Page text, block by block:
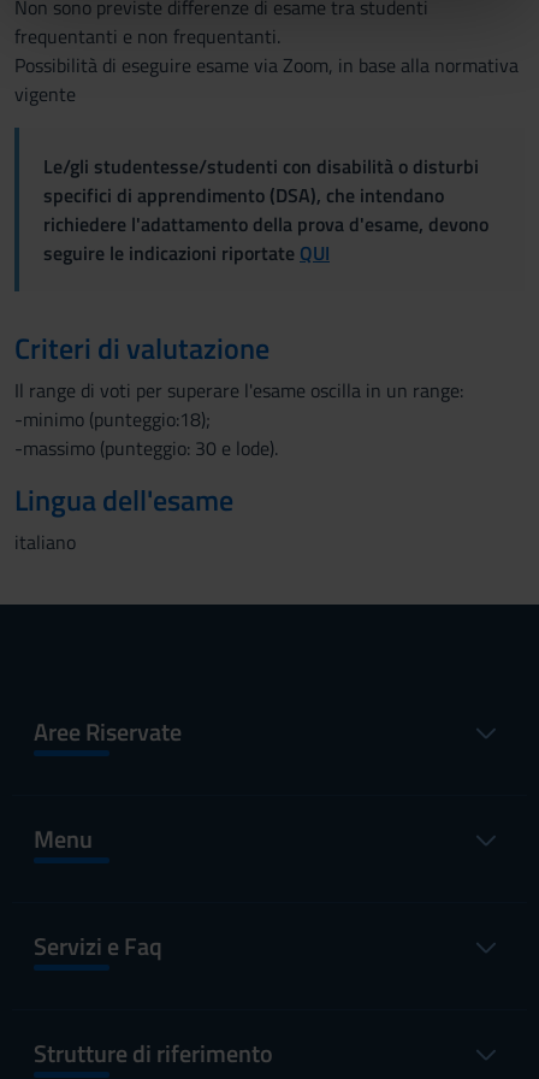
nostri partner che si occupano di analisi dei dati web,
pubblicità e social media, i quali potrebbero combinarle
con altre informazioni che hai fornito loro o che hanno
raccolto dal tuo utilizzo dei loro servizi.
Non sono previste differenze di esame tra studenti
frequentanti e non frequentanti.
Possibilità di eseguire esame via Zoom, in base alla normativa
vigente
Le/gli studentesse/studenti con disabilità o disturbi
specifici di apprendimento (DSA), che intendano
richiedere l'adattamento della prova d'esame, devono
seguire le indicazioni riportate QUI
Criteri di valutazione
Il range di voti per superare l'esame oscilla in un range:
-minimo (punteggio:18);
-massimo (punteggio: 30 e lode).
Lingua dell'esame
italiano
Aree Riservate
Menu
Servizi e Faq
Strutture di riferimento